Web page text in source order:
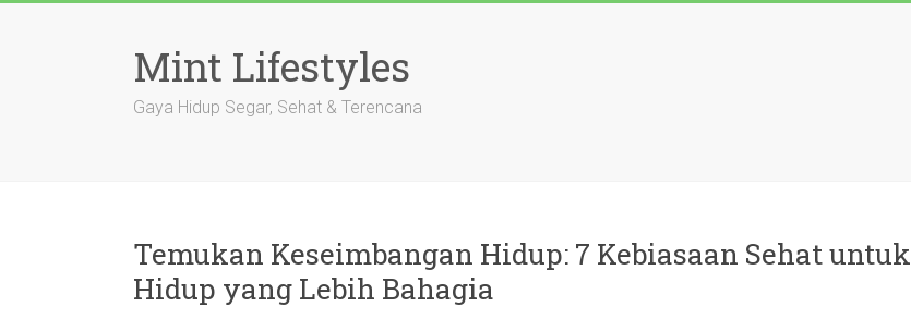
Mint Lifestyles
Gaya Hidup Segar, Sehat & Terencana
Temukan Keseimbangan Hidup: 7 Kebiasaan Sehat untuk
Hidup yang Lebih Bahagia